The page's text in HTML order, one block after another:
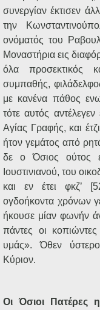
συνεργίαν έκτισεν
την
ονόματός του
Μοναστήρια εις
όλα προσεκτικός
συμπαθής,
με κανένα πάθος
τότε αυτός
Αγίας Γραφής, και
ήτον γεμάτος από
δε ο Όσιος ούτος
Ιουστινιανού, του
και εν έτει φκζ’
ογδοήκοντα χρόνων
ήκουσε μίαν φωνήν
πάντες οι
υμάς». Όθεν
Κύριον.
Οι Όσιοι Πατέρες